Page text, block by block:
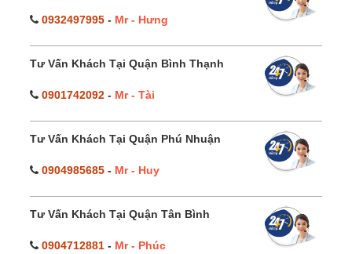
0932497995 - Mr - Hưng
Tư Vấn Khách Tại Quận Bình Thạnh
0901742092 - Mr - Tài
Tư Vấn Khách Tại Quận Phú Nhuận
0904985685 - Mr - Huy
Tư Vấn Khách Tại Quận Tân Bình
0904712881 - Mr - Phúc